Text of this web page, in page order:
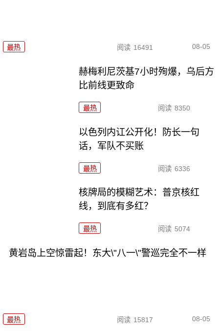
最热 阅读 16491 08-05
赫梅利尼茨基7小时殉爆，乌后方
比前线更致命
最热 阅读 8350
以色列内讧公开化！防长一句
话，军队不买账
最热 阅读 6336
核牌局的模糊艺术：普京核红
线，到底有多红？
最热 阅读 5074
黄岩岛上空惊雷起！东大\"八一\"警巡完全不一样
最热 阅读 15817 08-05